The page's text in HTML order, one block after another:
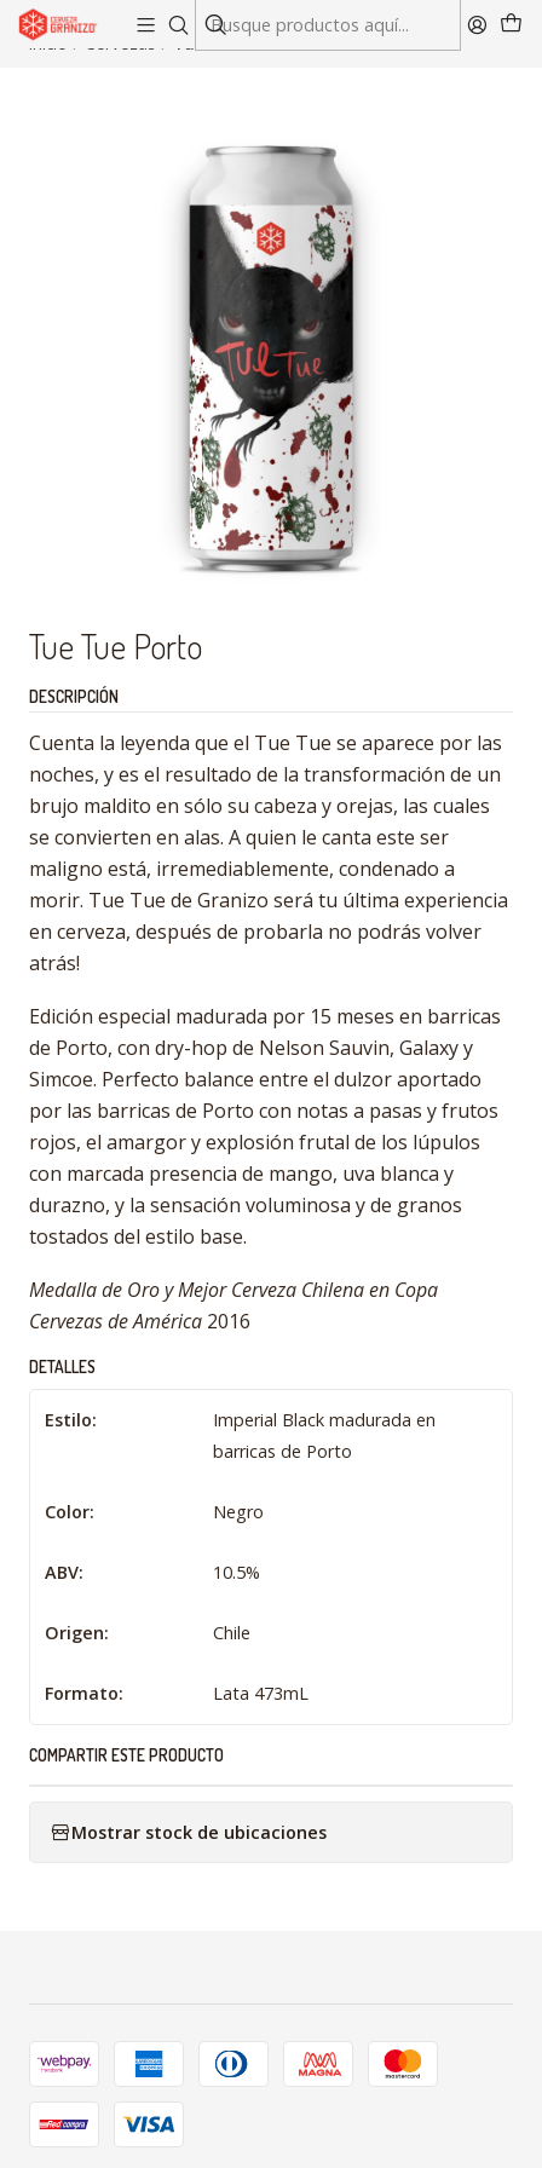
Inicio Cervezas Tue Tue Porto
Tue Tue Porto
DESCRIPCIÓN
Cuenta la leyenda que el Tue Tue se aparece por las
noches, y es el resultado de la transformación de un
brujo maldito en sólo su cabeza y orejas, las cuales
se convierten en alas. A quien le canta este ser
maligno está, irremediablemente, condenado a
morir. Tue Tue de Granizo será tu última experiencia
en cerveza, después de probarla no podrás volver
atrás!
Edición especial madurada por 15 meses en barricas
de Porto, con dry-hop de Nelson Sauvin, Galaxy y
Simcoe. Perfecto balance entre el dulzor aportado
por las barricas de Porto con notas a pasas y frutos
rojos, el amargor y explosión frutal de los lúpulos
con marcada presencia de mango, uva blanca y
durazno, y la sensación voluminosa y de granos
tostados del estilo base.
Medalla de Oro y Mejor Cerveza Chilenaen Copa
Cervezas de América 2016
DETALLES
Estilo:
Imperial Black madurada en
barricas de Porto
Color: Negro
ABV: 10.5%
Origen: Chile
Formato: Lata 473mL
COMPARTIR ESTE PRODUCTO
Mostrar stock de ubicaciones